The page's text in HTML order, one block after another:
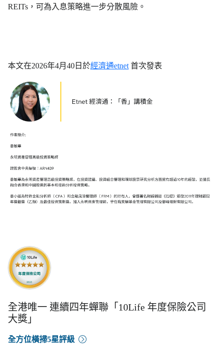
REITs，可為入息策略進一步分散風險。
本文在2026年4月40日於經濟通etnet首次發表
全港唯一 連續四年蟬聯「10Life 年度保險公司
大獎」
全方位橫掃5星評級